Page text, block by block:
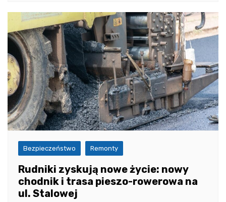
Bezpieczeństwo Remonty
Rudniki zyskują nowe życie: nowy
chodnik i trasa pieszo-rowerowa na
ul. Stalowej